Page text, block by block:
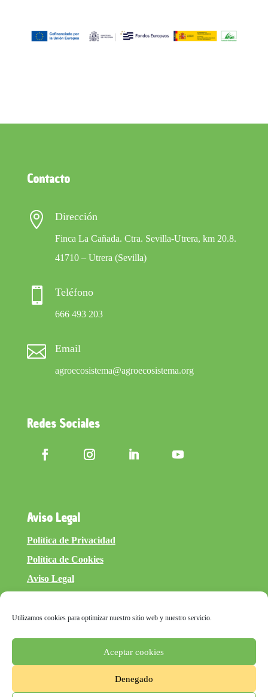
Utilizamos cookies para optimizar nuestro sitio web y nuestro servicio.
Aceptar cookies
Denegado
Contacto
 Dirección
Finca La Cañada. Ctra. Sevilla-Utrera, km 20.8.
41710 – Utrera (Sevilla)
 Teléfono
666 493 203
 Email
agroecosistema@agroecosistema.org
Redes Sociales
Aviso Legal
Política de Privacidad
Política de Cookies
Aviso Legal
inventtatte es Marketing Online Sevilla